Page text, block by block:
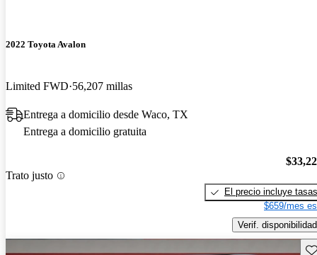
2022 Toyota Avalon
Limited FWD 56,207 millas
Entrega a domicilio desde Waco, TX
Entrega a domicilio gratuita
Trato justo
El precio incluye tasas
$659/mes
Verif. disponibilidad